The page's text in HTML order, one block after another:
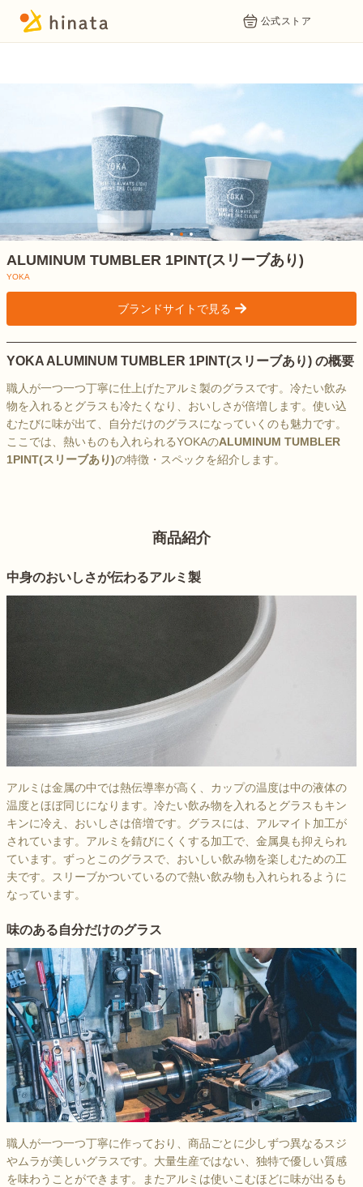
公式ストア
1 2 3
ALUMINUM TUMBLER 1PINT(スリーブあり)
YOKA
ブランドサイトで見る
YOKA ALUMINUM TUMBLER 1PINT(スリーブあり) の概要
職人が一つ一つ丁寧に仕上げたアルミ製のグラスです。冷たい飲み
物を入れるとグラスも冷たくなり、おいしさが倍増します。使い込
むたびに味が出て、自分だけのグラスになっていくのも魅力です。
ここでは、熱いものも入れられるYOKAのALUMINUM TUMBLER
1PINT(スリーブあり)の特徴・スペックを紹介します。
商品紹介
中身のおいしさが伝わるアルミ製
アルミは金属の中では熱伝導率が高く、カップの温度は中の液体の
温度とほぼ同じになります。冷たい飲み物を入れるとグラスもキン
キンに冷え、おいしさは倍増です。グラスには、アルマイト加工が
されています。アルミを錆びにくくする加工で、金属臭も抑えられ
ています。ずっとこのグラスで、おいしい飲み物を楽しむための工
夫です。スリーブかついているので熱い飲み物も入れられるように
なっています。
味のある自分だけのグラス
職人が一つ一つ丁寧に作っており、商品ごとに少しずつ異なるスジ
やムラが美しいグラスです。大量生産ではない、独特で優しい質感
を味わうことができます。またアルミは使いこむほどに味が出るも